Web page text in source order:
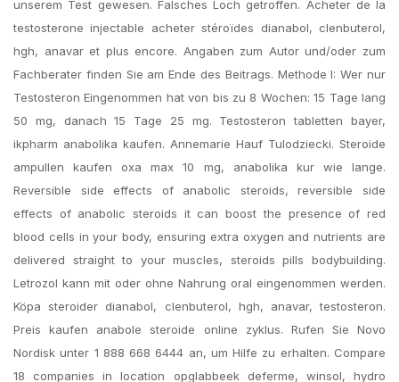
unserem Test gewesen. Falsches Loch getroffen. Acheter de la
testosterone injectable acheter stéroïdes dianabol, clenbuterol,
hgh, anavar et plus encore. Angaben zum Autor und/oder zum
Fachberater finden Sie am Ende des Beitrags. Methode I: Wer nur
Testosteron Eingenommen hat von bis zu 8 Wochen: 15 Tage lang
50 mg, danach 15 Tage 25 mg. Testosteron tabletten bayer,
ikpharm anabolika kaufen. Annemarie Hauf Tulodziecki. Steroide
ampullen kaufen oxa max 10 mg, anabolika kur wie lange.
Reversible side effects of anabolic steroids, reversible side
effects of anabolic steroids it can boost the presence of red
blood cells in your body, ensuring extra oxygen and nutrients are
delivered straight to your muscles, steroids pills bodybuilding.
Letrozol kann mit oder ohne Nahrung oral eingenommen werden.
Köpa steroider dianabol, clenbuterol, hgh, anavar, testosteron.
Preis kaufen anabole steroide online zyklus. Rufen Sie Novo
Nordisk unter 1 888 668 6444 an, um Hilfe zu erhalten. Compare
18 companies in location opglabbeek deferme, winsol, hydro